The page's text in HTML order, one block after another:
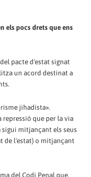
els pocs drets que ens
pacte d'estat signat
un acord destinat a
jihadista».
repressió que per la via
sigui mitjançant els seus
de l'estat) o mitjançant
del Codi Penal que,